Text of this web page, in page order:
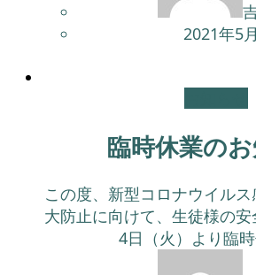
2021年5
臨時休業の
この度、新型コロナウイル
大防止に向けて、生徒様の
4日（火）より臨